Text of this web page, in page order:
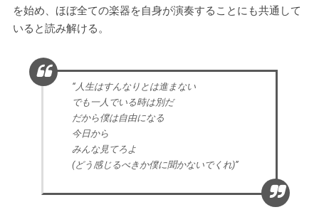
を始め、ほぼ全ての楽器を自身が演奏することにも共通して
いると読み解ける。
“人生はすんなりとは進まない
でも一人でいる時は別だ
だから僕は自由になる
今日から
みんな見てろよ
(どう感じるべきか僕に聞かないでくれ)”